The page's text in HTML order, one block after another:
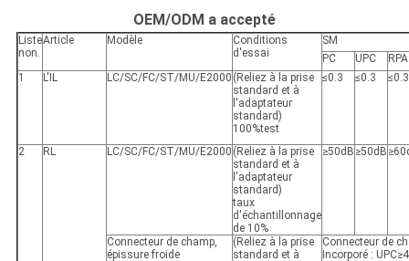
OEM/ODM a accepté
Liste
non.
Article Modèle
Conditions
d'essai
SM
PC
UPC
RPA
1
L'IL LC/SC/FC/ST/MU/E2000 (Reliez à la prise
standard et à
l'adaptateur
standard)
100%test
≤0.3 ≤0.3
2 RL LC/SC/FC/ST/MU/E2000 (Reliez à la prise
standard et à
l'adaptateur
standard)
taux
d'échantillonnage
de 10%
≥50dB ≥50dB
Connecteur de champ,
épissure froide
(Reliez à la prise
standard et à
Connecteur de
Incorporé :